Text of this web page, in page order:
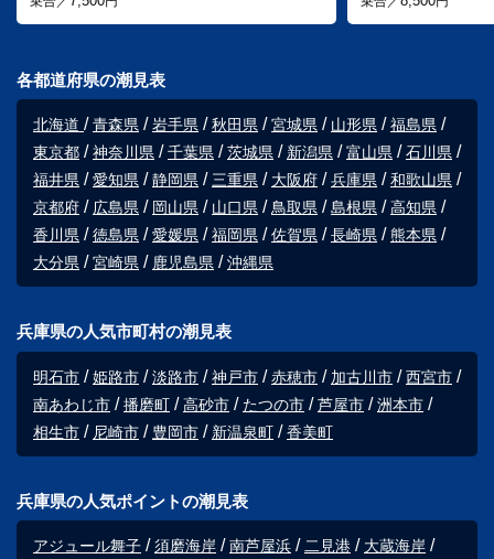
各都道府県の潮見表
北海道 青森県 岩手県 秋田県 宮城県 山形県
福島県
東京都
神奈川県 千葉県 茨城県 新潟県 富山県
石川県
福井県
愛知県 静岡県 三重県 大阪府 兵庫県
和歌山県
京都府
広島県 岡山県 山口県 鳥取県 島根県
高知県
香川県
徳島県 愛媛県 福岡県 佐賀県 長崎県
熊本県
大分県
宮崎県 鹿児島県 沖縄県
兵庫県の人気市町村の潮見表
明石市 姫路市 淡路市 神戸市 赤穂市 加古川市
西宮市
南あわじ市
播磨町 高砂市 たつの市 芦屋市
洲本市
相生市
尼崎市 豊岡市 新温泉町 香美町
兵庫県の人気ポイントの潮見表
アジュール舞子 須磨海岸 南芦屋浜 二見港
大蔵海岸